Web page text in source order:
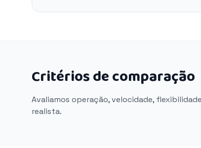
Critérios de comparação
Avaliamos operação, velocidade,
realista.